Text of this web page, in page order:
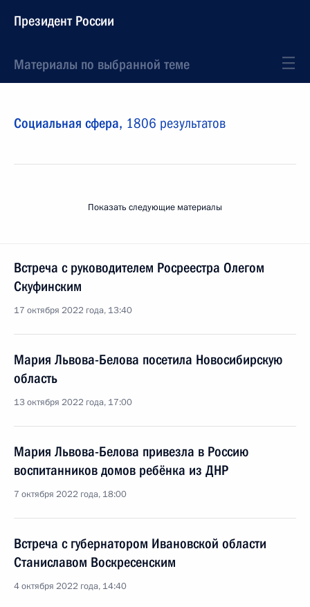
Президент России
Материалы по выбранной теме
Социальная сфера, 1806 результатов
Показать следующие материалы
Встреча с руководителем Росреестра Олегом
Скуфинским
17 октября 2022 года, 13:40
Мария Львова-Белова посетила Новосибирскую
область
13 октября 2022 года, 17:00
Мария Львова-Белова привезла в Россию
воспитанников домов ребёнка из ДНР
7 октября 2022 года, 18:00
Встреча с губернатором Ивановской области
Станиславом Воскресенским
4 октября 2022 года, 14:40